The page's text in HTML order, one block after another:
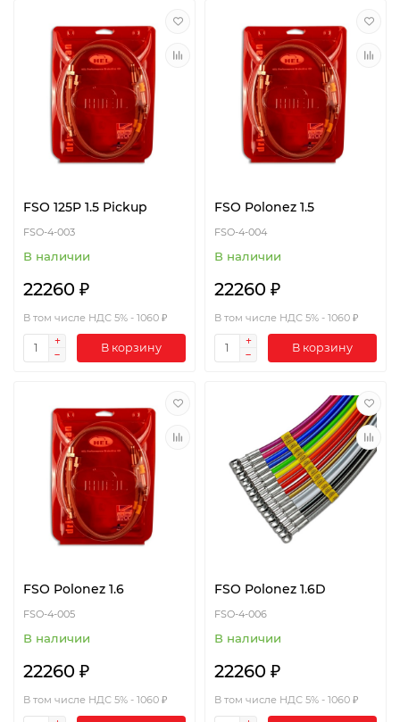
FSO 125P 1.5 Pickup
FSO-4-003
В наличии
22260 ₽
В том числе НДС 5% - 1060 ₽
В корзину
FSO Polonez 1.5
FSO-4-004
В наличии
22260 ₽
В том числе НДС 5% - 1060 ₽
В корзину
FSO Polonez 1.6
FSO-4-005
В наличии
22260 ₽
В том числе НДС 5% - 1060 ₽
FSO Polonez 1.6D
FSO-4-006
В наличии
22260 ₽
В том числе НДС 5% - 1060 ₽